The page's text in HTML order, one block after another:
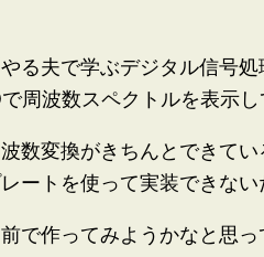
る夫で学ぶデジタル信号
周波数スペクトルを表示し
数変換がきちんとできて
ートを使って実装できない
で作ってみようかなと思